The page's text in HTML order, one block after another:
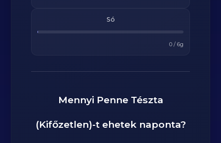
Só
0/ 6g
Mennyi Penne Tészta
(Kifőzetlen)-t ehetek naponta?